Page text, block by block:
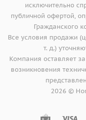
исключительно
публичной офертой,
Гражданского
Все условия продажи
т. д.)
Компания оставляет
возникновения
2026 ©